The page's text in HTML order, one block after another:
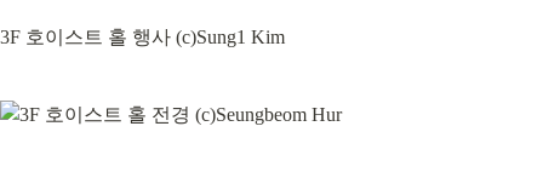
3F 호이스트 홀 행사 (c)Sung1 Kim